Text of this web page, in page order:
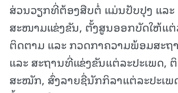
ສ່ວນວຽກທີ່ຕ້ອງສືບຕໍ່ ແມ່ນປັບປຸງ ແລະ
ສະໜາມແຂ່ງຂັນ, ຕັ້ງສູນອອກບັດໃຫ້ແ
ຕິດຕາມ ແລະ ກວດກາຄວາມພ້ອມສະ
ແລະ ສະຖານທີ່ແຂ່ງຂັນແຕ່ລະປະເພດ,
ສະໝັກ, ສົ່ງລາຍຊື່ນັກກິລາແຕ່ລະປະເ